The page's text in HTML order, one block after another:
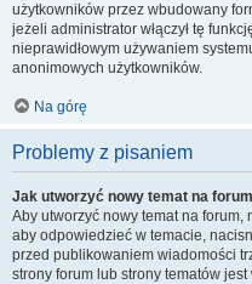
użytkowników przez wbudowany
jeżeli administrator włączył tę
nieprawidłowym używaniem
anonimowych użytkowników.
Na górę
Problemy z pisaniem
Jak utworzyć nowy temat na
Aby utworzyć nowy temat na forum,
aby odpowiedzieć w temacie,
przed publikowaniem wiadomości
strony forum lub strony tematów